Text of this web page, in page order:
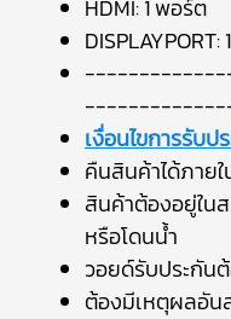
HDMI: 1 พอร์ต
เงื่อนไขการรับป
คืนสินค้าได้ภาย
สินค้าต้องอยู่ใน
หรือโดนน้ำ
วอยด์รับประกัน
ต้องมีเหตุผลอัน